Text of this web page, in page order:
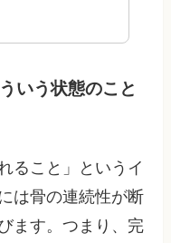
いう状態のこと
ること」というイ
は骨の連続性が断
ます。つまり、完